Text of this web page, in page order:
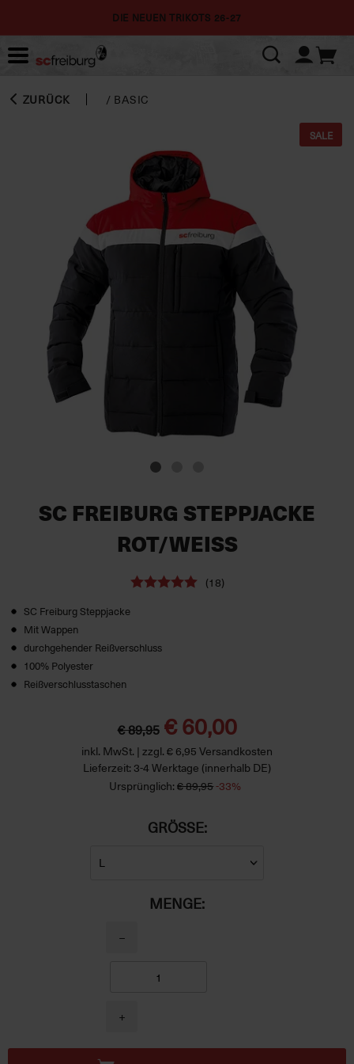
DIE NEUEN TRIKOTS 26-27
ZURÜCK / BASIC
SALE
SC FREIBURG STEPPJACKE
ROT/WEISS
(18)
SC Freiburg Steppjacke
Mit Wappen
durchgehender Reißverschluss
100% Polyester
Reißverschlusstaschen
€ 89,95 € 60,00
inkl. MwSt. | zzgl. € 6,95 Versandkosten
Lieferzeit: 3-4 Werktage (innerhalb DE)
Ursprünglich: € 89,95-33%
GRÖSSE:
MENGE:
−
+